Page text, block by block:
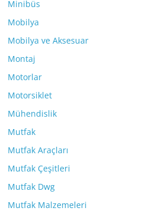
Minibüs
Mobilya
Mobilya ve Aksesuar
Montaj
Motorlar
Motorsiklet
Mühendislik
Mutfak
Mutfak Araçları
Mutfak Çeşitleri
Mutfak Dwg
Mutfak Malzemeleri